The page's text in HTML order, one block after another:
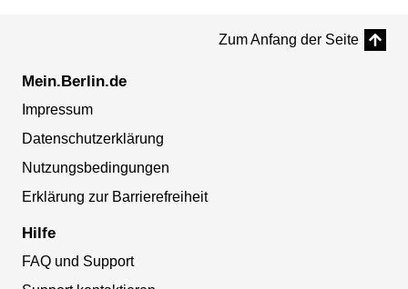
Zum Anfang der Seite
Mein.Berlin.de
Impressum
Datenschutzerklärung
Nutzungsbedingungen
Erklärung zur Barrierefreiheit
Hilfe
FAQ und Support